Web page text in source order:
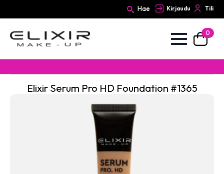
Hae Kirjaudu Tili
0
Elixir Serum Pro HD Foundation #1365